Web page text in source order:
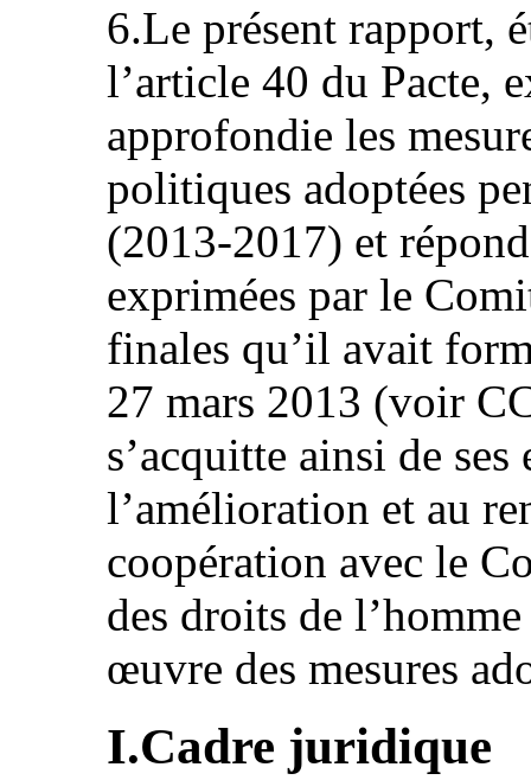
6.Le présent rapport,
l’article 40 du Pacte,
approfondie les
politiques adoptées
(2013-2017) et
exprimées par le
finales qu’il avait
27 mars 2013 (voir
s’acquitte ainsi de
l’amélioration et au
coopération avec le
des droits de
œuvre des mesures
I.Cadre juridique